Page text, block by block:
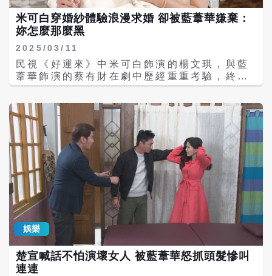
別人。」 腹膜透析大使藍葦華也分享，因為演
了末期腎臟病病友的角色，也了解到腎友一但
面臨洗腎，更多是擔心治療限制了工作和日常
夠在家中進行治療，甚至可以利用睡覺時進行
透析，也顛覆了他過去對於「洗腎」的想像。
藍葦華也呼籲並鼓勵腎友及家屬，應積極了解
找回工作與生活主導權。
米可白穿婚紗體驗浪漫求婚 卻被藍葦華嫌棄：
妳怎麼那麼黑
2025/03/11
民視《好運來》中米可白飾演的楊文琪，與藍
葦華飾演的蔡有財在劇中歷經重重考驗，終於
迎來幸福時刻。劇中米可白發現懷了前未婚夫
華得知後，立刻策劃一場浪漫求婚，決定跟楊
文琪一起撫養孩子長大，談到這場求婚戲，米
可白笑說，當天藍葦華看到她穿婚紗，竟然脫
口而出：「黑天使來了，妳怎麼那麼黑啊！」
讓她哭笑不得。 這場求婚戲碼在北投取景，當
天氣溫驟降、飄著毛毛細雨，藍葦華仍堅持完
成浪漫安排，對米可白深情告白：「想一輩子
守護妳、愛妳！」讓她感動到落淚，直呼：
「文琪真的很幸福！」然而，真正讓她印象深
刻的，是求婚當下的感動瞬間。「當天北投天
氣冷到爆，還下著毛毛雨，但聽到華哥說『想
一輩子守護妳、愛妳』，那句誓言真的超催
淚！」她坦言，自己飾演的文琪很幸福，但如
果是她本人，會希望求婚地點能「遮風避
娛樂
楚宣喊話不怕演壞女人 被藍葦華怒抓頭髮慘叫
連連